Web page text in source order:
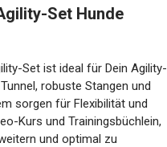
Set Hunde
Set ist ideal für Dein Agility-
robuste Stangen und
sorgen für Flexibilität und
Kurs und Trainingsbüchlein,
und optimal zu